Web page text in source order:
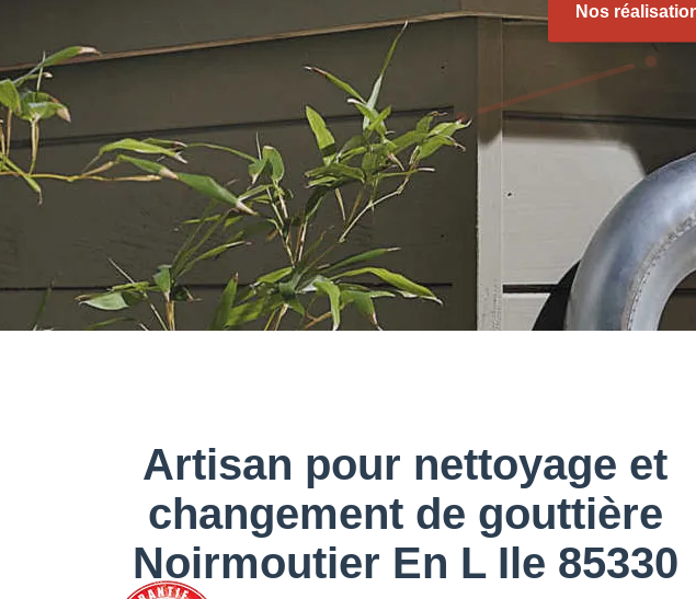
Nos
Artisan pour nettoyage et
changement de gouttière
Noirmoutier En L Ile 85330